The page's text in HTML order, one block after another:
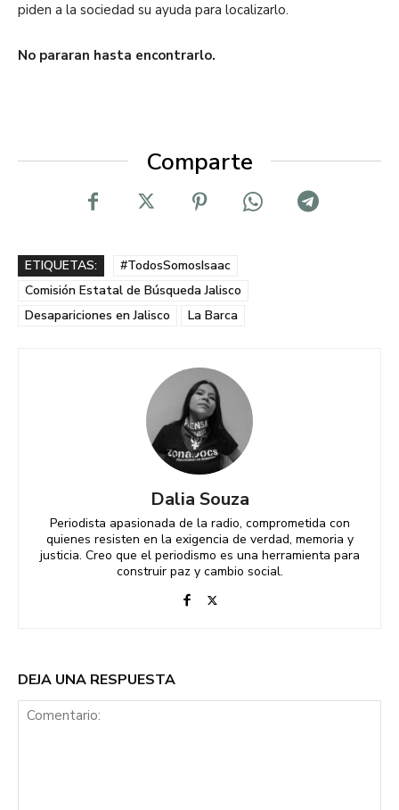
piden a la sociedad su ayuda para localizarlo.
No pararan hasta encontrarlo.
Comparte
ETIQUETAS:
#TodosSomosIsaac
Comisión Estatal de Búsqueda Jalisco
Desapariciones en Jalisco
La Barca
Dalia Souza
Periodista apasionada de la radio, comprometida con
quienes resisten en la exigencia de verdad, memoria y
justicia. Creo que el periodismo es una herramienta para
construir paz y cambio social.
DEJA UNA RESPUESTA